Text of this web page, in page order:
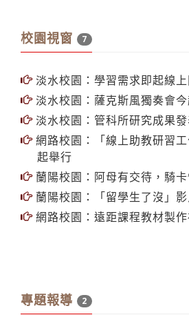
校園視窗 7
淡水校園：學習需求即起線
淡水校園：薩克斯風獨奏會
淡水校園：管科所研究成果
網路校園：「線上助教研習
起舉行
蘭陽校園：阿母有交待，騎卡
蘭陽校園：「留學生了沒」
網路校園：遠距課程教材製
專題報導 2